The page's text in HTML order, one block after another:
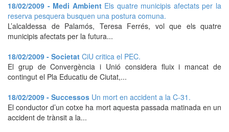
18/02/2009 - Medi Ambient Els quatre municipis afectats per la
reserva pesquera busquen una postura comuna.
L’alcaldessa de Palamós, Teresa Ferrés, vol que els quatre
municipis afectats per la futura...
18/02/2009 - Societat CiU critica el PEC.
El grup de Convergència i Unió considera fluix i mancat de
contingut el Pla Educatiu de Ciutat,...
18/02/2009 - Successos Un mort en accident a la C-31.
El conductor d’un cotxe ha mort aquesta passada matinada en un
accident de trànsit a la...